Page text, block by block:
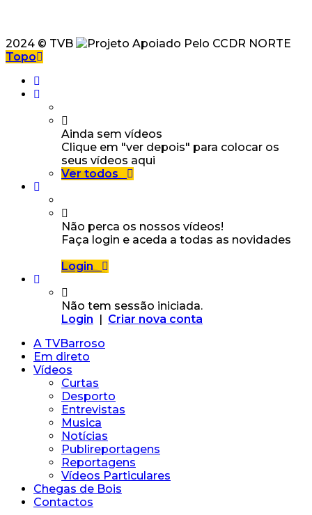
2024 © TVB
Topo
Ainda sem vídeos
Clique em "ver depois" para colocar os
seus vídeos aqui
Ver todos
Não perca os nossos vídeos!
Faça login e aceda a todas as novidades
Login
Não tem sessão iniciada.
Login | Criar nova conta
A TVBarroso
Em direto
Vídeos
Curtas
Desporto
Entrevistas
Musica
Notícias
Publireportagens
Reportagens
Vídeos Particulares
Chegas de Bois
Contactos